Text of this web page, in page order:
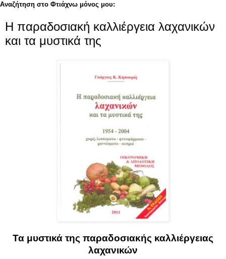
Αναζήτηση στο Φτιάχνω μόνος μου:
Η παραδοσιακή καλλιέργεια λαχανικών
και τα μυστικά της
Τα μυστικά της παραδοσιακής καλλιέργειας
λαχανικών